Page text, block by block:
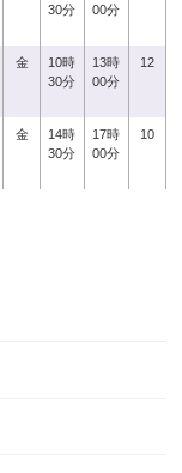
30分
00分
金
10時
30分
13時
00分
12
金
14時
30分
17時
00分
10